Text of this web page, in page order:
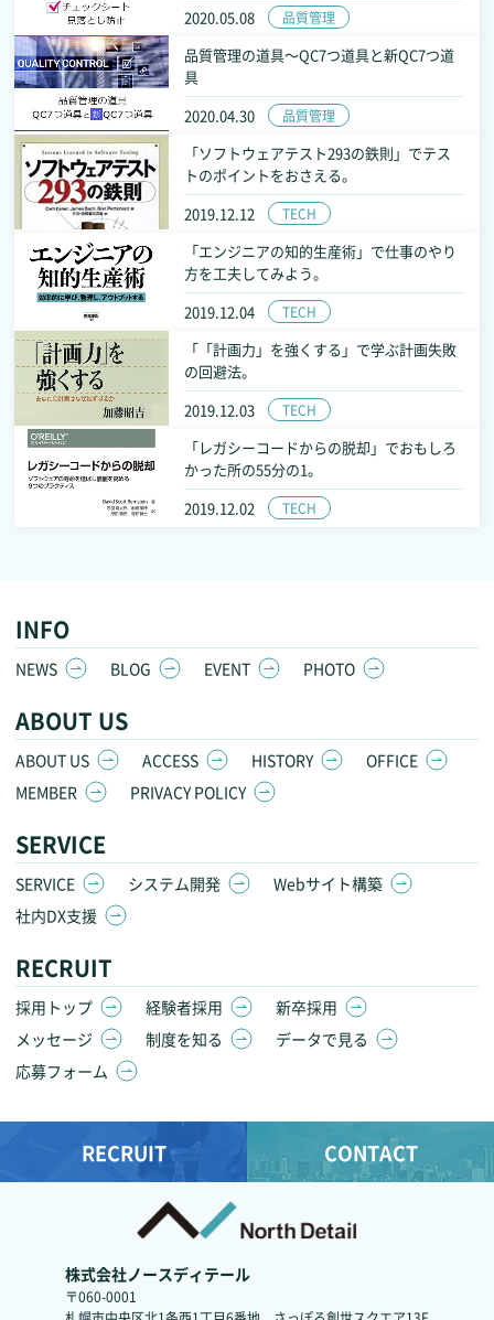
2020.05.08 品質管理
2020.04.30 品質管理
品質管理の道具～QC7つ道具と新QC7つ道
具
2019.12.12 TECH
「ソフトウェアテスト293の鉄則」でテス
トのポイントをおさえる。
2019.12.04 TECH
「エンジニアの知的生産術」で仕事のやり
方を工夫してみよう。
2019.12.03 TECH
「「計画力」を強くする」で学ぶ計画失敗
の回避法。
2019.12.02 TECH
「レガシーコードからの脱却」でおもしろ
かった所の55分の1。
INFO
NEWS BLOG EVENT PHOTO
ABOUT US
ABOUT US ACCESS HISTORY
OFFICE
MEMBER
PRIVACY POLICY
SERVICE
SERVICE システム開発
Webサイト構築
社内DX支援
RECRUIT
採用トップ 経験者採用
新卒採用
メッセージ
制度を知る
データで見る
応募フォーム
RECRUIT CONTACT
株式会社ノースディテール
〒060-0001